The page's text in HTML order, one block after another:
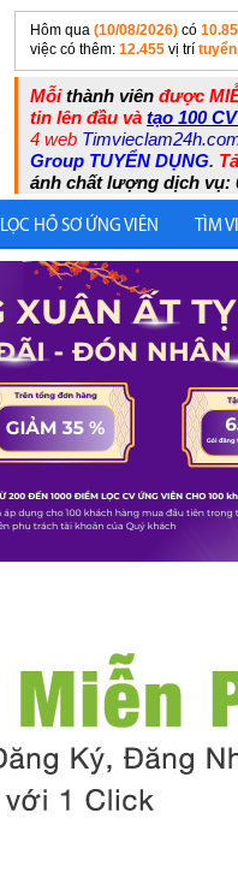
Hôm qua (10/08/2026) có
việc có thêm: 12.455 vị trí
Mỗithành viên được
tin lên đầu và tạo 100
4 web
Group TUYỂN DỤNG.
ánh chất lượng dịch vụ:
LỌC HỒ SƠ ỨNG VIÊN TÌM